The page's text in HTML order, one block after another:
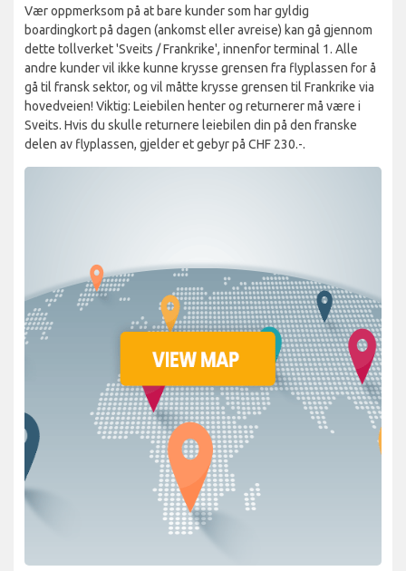
Vær oppmerksom på at bare kunder som har gyldig
boardingkort på dagen (ankomst eller avreise) kan gå gjennom
dette tollverket 'Sveits / Frankrike', innenfor terminal 1. Alle
andre kunder vil ikke kunne krysse grensen fra flyplassen for å
gå til fransk sektor, og vil måtte krysse grensen til Frankrike via
hovedveien! Viktig: Leiebilen henter og returnerer må være i
Sveits. Hvis du skulle returnere leiebilen din på den franske
delen av flyplassen, gjelder et gebyr på CHF 230.-.